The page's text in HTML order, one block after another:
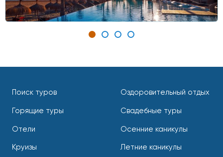
Поиск туров
Горящие туры
Отели
Круизы
Оздоровительный отдых
Свадебные туры
Осенние каникулы
Летние каникулы